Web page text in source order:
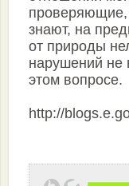
проверяющие,
знают, на
от природы
нарушений не
этом вопросе.
http://